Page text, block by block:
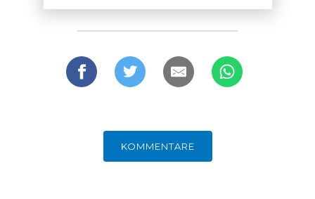
KOMMENTARE
mso-ansi-language:EN-US;
mso-fareast-language:EN-US;}